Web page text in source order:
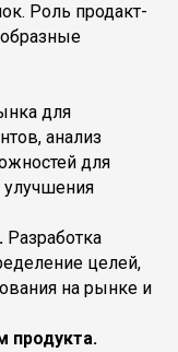
Роль продакт-
для
анализ
для
улучшения
Разработка
целей,
на рынке и
продукта.